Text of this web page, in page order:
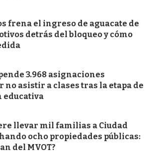
frena el ingreso de aguacate de
detrás del bloqueo y cómo
3.968 asignaciones
asistir a clases tras la etapa de
educativa
llevar mil familias a Ciudad
ocho propiedades públicas:
del MVOT?